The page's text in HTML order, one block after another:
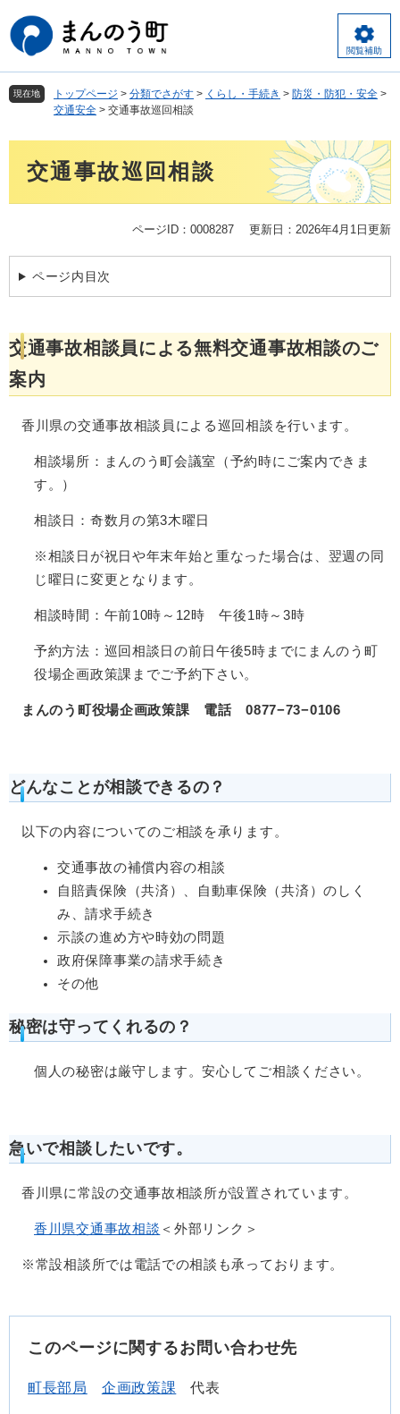
ー
ジ
先
頭
す
ニ
ュ
を
飛
し
閲覧補助
現在地 トップページ > 分類でさがす > くらし・手続き > 防災・防犯・安全 >
交通安全 > 交通事故巡回相談
交通事故巡回相談
ページID：0008287 更新日：2026年4月1日更新
ページ内目次
交通事故相談員による無料交通事故相談のご
案内
香川県の交通事故相談員による巡回相談を行います。
相談場所：まんのう町会議室（予約時にご案内できま
す。）
相談日：奇数月の第3木曜日
※相談日が祝日や年末年始と重なった場合は、翌週の同
じ曜日に変更となります。
相談時間：午前10時～12時 午後1時～3時
予約方法：巡回相談日の前日午後5時までにまんのう町
役場企画政策課までご予約下さい。
まんのう町役場企画政策課 電話 0877−73−0106
どんなことが相談できるの？
以下の内容についてのご相談を承ります。
交通事故の補償内容の相談
自賠責保険（共済）、自動車保険（共済）のしく
み、請求手続き
示談の進め方や時効の問題
政府保障事業の請求手続き
その他
秘密は守ってくれるの？
個人の秘密は厳守します。安心してご相談ください。
急いで相談したいです。
香川県に常設の交通事故相談所が設置されています。
香川県交通事故相談 ＜外部リンク＞
※常設相談所では電話での相談も承っております。
このページに関するお問い合わせ先
町長部局 企画政策課 代表